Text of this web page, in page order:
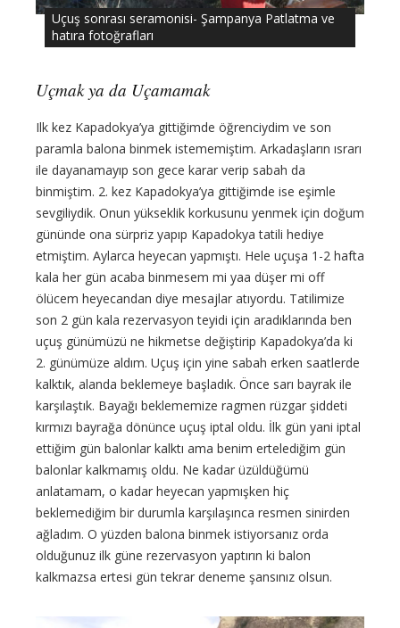
Uçuş sonrası seramonisi- Şampanya Patlatma ve
hatıra fotoğrafları
Uçmak ya da Uçamamak
Ilk kez Kapadokya’ya gittiğimde öğrenciydim ve son
paramla balona binmek istememiştim. Arkadaşların ısrarı
ile dayanamayıp son gece karar verip sabah da
binmiştim. 2. kez Kapadokya’ya gittiğimde ise eşimle
sevgiliydik. Onun yükseklik korkusunu yenmek için doğum
gününde ona sürpriz yapıp Kapadokya tatili hediye
etmiştim. Aylarca heyecan yapmıştı. Hele uçuşa 1-2 hafta
kala her gün acaba binmesem mi yaa düşer mi off
ölücem heyecandan diye mesajlar atıyordu. Tatilimize
son 2 gün kala rezervasyon teyidi için aradıklarında ben
uçuş günümüzü ne hikmetse değiştirip Kapadokya’da ki
2. günümüze aldım. Uçuş için yine sabah erken saatlerde
kalktık, alanda beklemeye başladık. Önce sarı bayrak ile
karşılaştık. Bayağı beklememize ragmen rüzgar şiddeti
kırmızı bayrağa dönünce uçuş iptal oldu. İlk gün yani iptal
ettiğim gün balonlar kalktı ama benim ertelediğim gün
balonlar kalkmamış oldu. Ne kadar üzüldüğümü
anlatamam, o kadar heyecan yapmışken hiç
beklemediğim bir durumla karşılaşınca resmen sinirden
ağladım. O yüzden balona binmek istiyorsanız orda
olduğunuz ilk güne rezervasyon yaptırın ki balon
kalkmazsa ertesi gün tekrar deneme şansınız olsun.